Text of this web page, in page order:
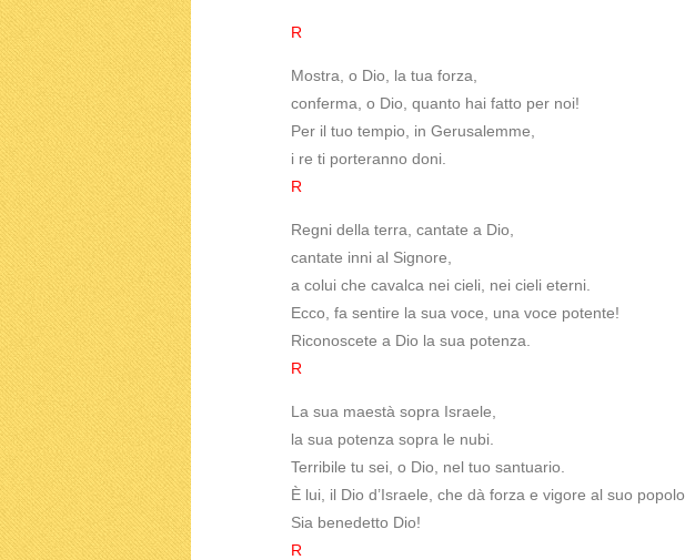
R
Mostra, o Dio, la tua forza,
conferma, o Dio, quanto hai fatto per noi!
Per il tuo tempio, in Gerusalemme,
i re ti porteranno doni.
R
Regni della terra, cantate a Dio,
cantate inni al Signore,
a colui che cavalca nei cieli, nei cieli eterni.
Ecco, fa sentire la sua voce, una voce potente!
Riconoscete a Dio la sua potenza.
R
La sua maestà sopra Israele,
la sua potenza sopra le nubi.
Terribile tu sei, o Dio, nel tuo santuario.
È lui, il Dio d’Israele, che dà forza e vigore al suo popolo.
Sia benedetto Dio!
R